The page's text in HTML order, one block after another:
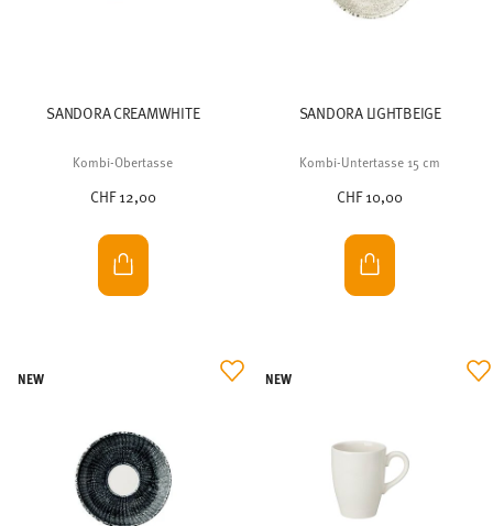
SANDORA CREAMWHITE
Kombi-Obertasse
CHF 12,00
SANDORA LIGHTBEIGE
Kombi-Untertasse 15 cm
CHF 10,00
NEW NEW